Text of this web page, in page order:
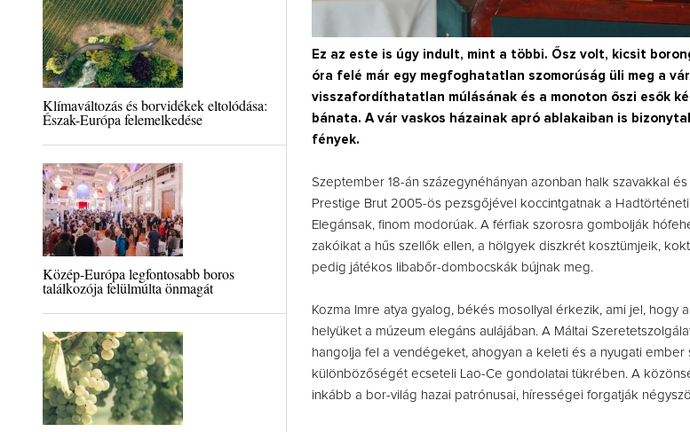
Klímaváltozás és borvidékek eltolódása:
Észak-Európa felemelkedése
Közép-Európa legfontosabb boros
találkozója felülmúlta önmagát
Ez az este is úgy indult, mint a többi. Ősz volt, kicsit
óra felé már egy megfoghatatlan szomorúság üli meg a
visszafordíthatatlan múlásának és a monoton őszi esők
bánata. A vár vaskos házainak apró ablakaiban is
fények.
Szeptember 18-án százegynéhányan azonban halk szavakkal
Prestige Brut 2005-ös pezsgőjével koccintgatnak a
Elegánsak, finom modorúak. A férfiak szorosra gombolják
zakóikat a hűs szellők ellen, a hölgyek diszkrét kosztümjeik,
pedig játékos libabőr-dombocskák bújnak meg.
Kozma Imre atya gyalog, békés mosollyal érkezik, ami jel, hogy
helyüket a múzeum elegáns aulájában. A Máltai
hangolja fel a vendégeket, ahogyan a keleti és a nyugati ember
különbözőségét ecseteli Lao-Ce gondolatai tükrében. A
inkább a bor-világ hazai patrónusai, hírességei forgatják